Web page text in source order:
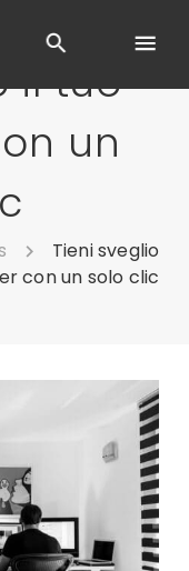
il tuo
un
Tieni sveglio
con un solo clic